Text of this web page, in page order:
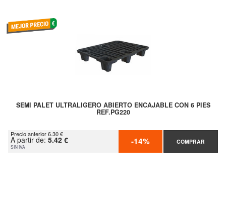
SEMI PALET ULTRALIGERO ABIERTO ENCAJABLE CON 6 PIES
REF.PG220
Precio anterior 6.30 €
A partir de: 5.42 €
SIN IVA -14% COMPRAR